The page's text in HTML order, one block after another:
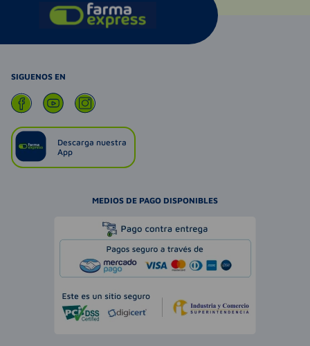
SIGUENOS EN
Descarga nuestra
App
MEDIOS DE PAGO DISPONIBLES